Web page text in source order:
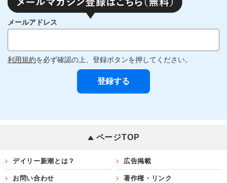
メールアドレス
利用規約を必ず確認の上、登録ボタンを押してください。
ページTOP
デイリー新潮とは？ 広告掲載
お問い合わせ 著作権・リンク